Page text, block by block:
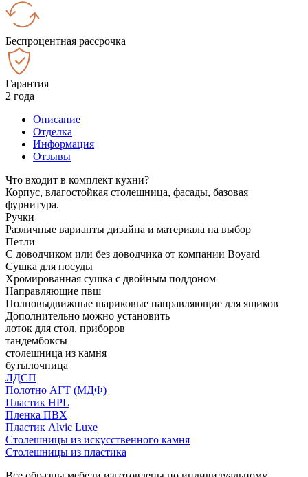
Беспроцентная рассрочка
Гарантия
2 года
Описание
Отделка
Информация
Отзывы
Что входит в комплект кухни?
Корпус, влагостойкая столешница, фасады, базовая
фурнитура.
Ручки
Различные варианты дизайна и материала на выбор
Петли
С доводчиком или без доводчика от компании Boyard
Сушка для посуды
Хромированная сушка с двойным поддоном
Направляющие пвш
Полновыдвижные шариковые направляющие для ящиков
Дополнительно можно установить
лоток для стол. приборов
тандембоксы
столешница из камня
бутылочница
ЛДСП
Полотно АГТ (МДФ)
Пластик HPL
Пленка ПВХ
Пластик Alvic Luxe
Столешницы из искусственного камня
Столешницы из пластика